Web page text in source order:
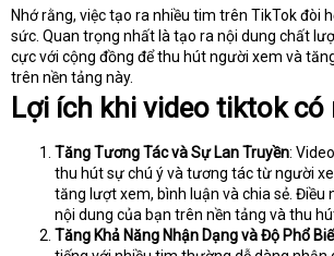
Nhớ rằng, việc tạo ra nhiều tim trên TikTok đòi
sức. Quan trọng nhất là tạo ra nội dung chất
cực với cộng đồng để thu hút người xem và
trên nền tảng này.
Lợi ích khi video tiktok
Tăng Tương Tác và Sự Lan Truyền:
thu hút sự chú ý và tương tác từ người
tăng lượt xem, bình luận và chia sẻ. Điều
nội dung của bạn trên nền tảng và thu
Tăng Khả Năng Nhận Dạng và Độ Phổ